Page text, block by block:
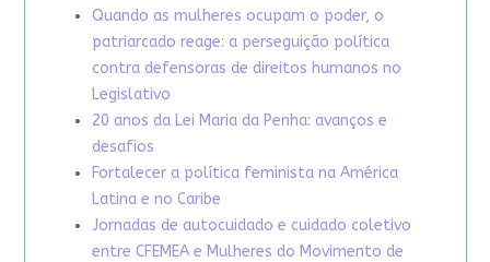
Quando as mulheres ocupam o poder, o
patriarcado reage: a perseguição política
contra defensoras de direitos humanos no
Legislativo
20 anos da Lei Maria da Penha: avanços e
desafios
Fortalecer a política feminista na América
Latina e no Caribe
Jornadas de autocuidado e cuidado coletivo
entre CFEMEA e Mulheres do Movimento de